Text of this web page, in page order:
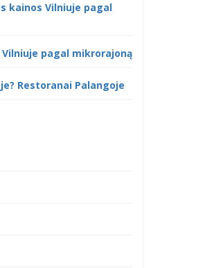
kainos Vilniuje pagal
pagal mikrorajoną
Restoranai Palangoje